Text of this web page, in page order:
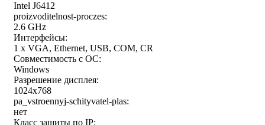
Intel J6412
proizvoditelnost-proczes:
2.6 GHz
Интерфейсы:
1 x VGA, Ethernet, USB, COM, CR
Совместимость с ОС:
Windows
Разрешение дисплея:
1024x768
pa_vstroennyj-schityvatel-plas:
нет
Класс защиты по IP: